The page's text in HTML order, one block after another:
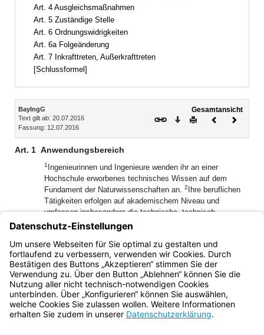
Art. 4 Ausgleichsmaßnahmen
Art. 5 Zuständige Stelle
Art. 6 Ordnungswidrigkeiten
Art. 6a Folgeänderung
Art. 7 Inkrafttreten, Außerkrafttreten
[Schlussformel]
Inhalt
BayIngG
Text gilt ab: 20.07.2016
Fassung: 12.07.2016
Gesamtansicht
Download
DruckenVorheriges
Art. 1 Anwendungsbereich
1 Ingenieurinnen und Ingenieure wenden ihr an einer
Hochschule erworbenes technisches Wissen auf dem
Fundament der Naturwissenschaften an. 2
Ihre beruflichen
Tätigkeiten erfolgen auf akademischem Niveau und
umfassen insbesondere die technische, technisch-
wissenschaftliche und technisch-wirtschaftliche Beratung,
Entwicklung, Planung, Betreuung, Kontrolle und Prüfung
sowie Sachverständigentätigkeit und Forschungsaufgaben
mit wissenschaftlichen Methoden und Instrumenten.
Bayern.de
BayernPortal